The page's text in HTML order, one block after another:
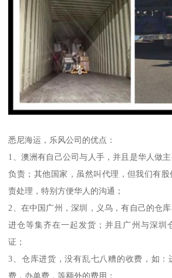
悉尼海运，乐风公司的优点：
1、澳洲有自己公司与人手，并且是华人做
负责；其他国家，虽然叫代理，但我们有
责处理，特别方便华人的沟通；
2、在中国广州，深圳，义乌，有自己的仓
进仓等集齐在一起发货；并且广州与深圳
证；
3、仓库进货，没有乱七八糟的收费，如：
费，办单费，等额外的费用；